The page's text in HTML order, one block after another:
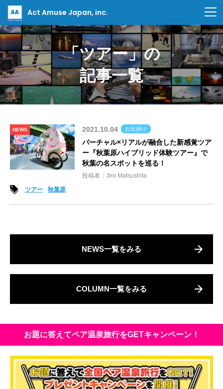
Act Amuse Japan, inc.
「ツアー」の
記事一覧
NEWS 2021.10.04 お出掛け
バーチャル×リアルが融合した新感覚ツア
ー『秋葉原ハイブリッド体験ツアー』で
秋葉の名スポットを巡る！
投稿者：Jiro Matsushita
ツアー
秋葉原
NEWS一覧をみる
COLUMN一覧をみる
お題に答えてペア温泉旅行をGETキャンペーン！